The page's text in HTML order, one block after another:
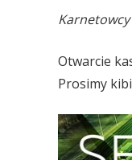
Otwarcie
Prosimy